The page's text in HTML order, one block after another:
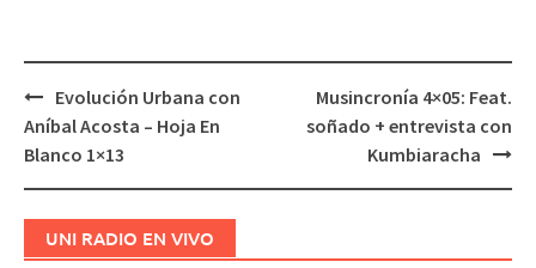
Navegación
de
Evolución Urbana con
Aníbal Acosta – Hoja En
Blanco 1×13
Musincronía 4×05: Feat.
soñado + entrevista con
Kumbiaracha
UNI RADIO EN VIVO